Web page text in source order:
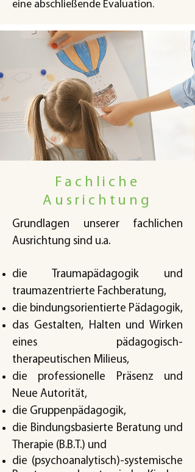
eine abschließende Evaluation.
Fachliche
Ausrichtung
Grundlagen unserer fachlichen
Ausrichtung sind u.a.
die Traumapädagogik und
traumazentrierte Fachberatung,
die bindungsorientierte Pädagogik,
das Gestalten, Halten und Wirken
eines pädagogisch-
therapeutischen Milieus,
die professionelle Präsenz und
Neue Autorität,
die Gruppenpädagogik,
die Bindungsbasierte Beratung und
Therapie (B.B.T.) und
die (psychoanalytisch)-systemische